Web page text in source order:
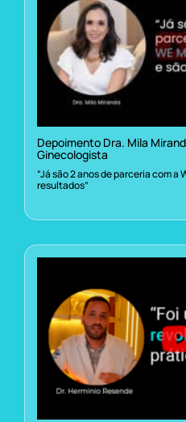
Depoimento Dra. Mila
Ginecologista
“Já são 2 anos de parceria com
resultados”